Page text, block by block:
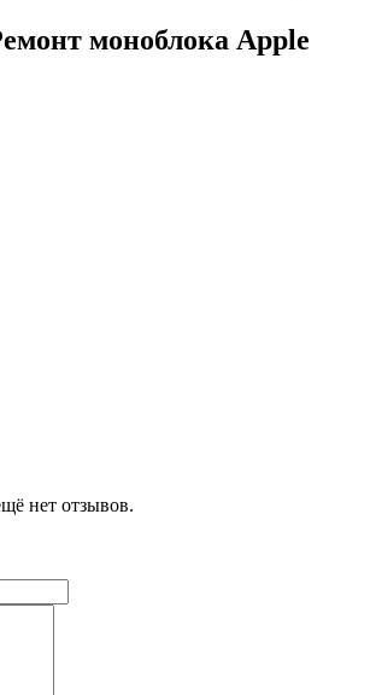
моноблока Apple
нет отзывов.